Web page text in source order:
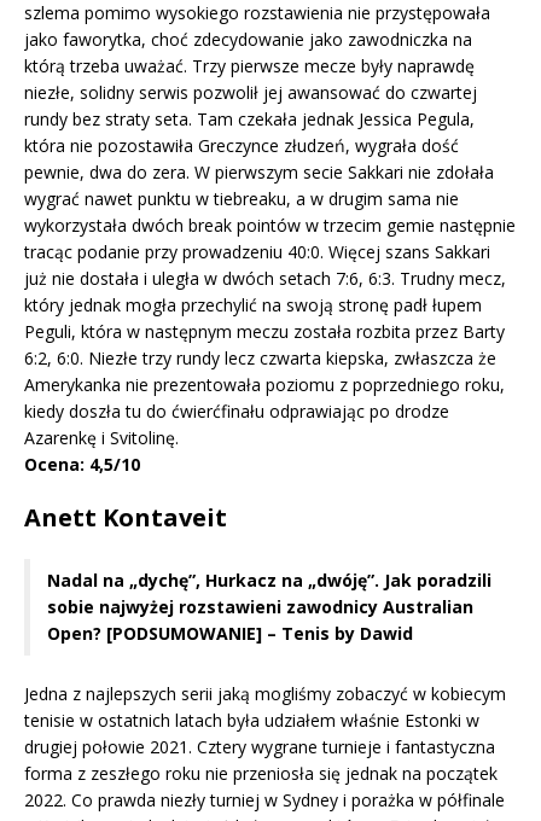
szlema pomimo wysokiego rozstawienia nie przystępowała
jako faworytka, choć zdecydowanie jako zawodniczka na
którą trzeba uważać. Trzy pierwsze mecze były naprawdę
niezłe, solidny serwis pozwolił jej awansować do czwartej
rundy bez straty seta. Tam czekała jednak Jessica Pegula,
która nie pozostawiła Greczynce złudzeń, wygrała dość
pewnie, dwa do zera. W pierwszym secie Sakkari nie zdołała
wygrać nawet punktu w tiebreaku, a w drugim sama nie
wykorzystała dwóch break pointów w trzecim gemie następnie
tracąc podanie przy prowadzeniu 40:0. Więcej szans Sakkari
już nie dostała i uległa w dwóch setach 7:6, 6:3. Trudny mecz,
który jednak mogła przechylić na swoją stronę padł łupem
Peguli, która w następnym meczu została rozbita przez Barty
6:2, 6:0. Niezłe trzy rundy lecz czwarta kiepska, zwłaszcza że
Amerykanka nie prezentowała poziomu z poprzedniego roku,
kiedy doszła tu do ćwierćfinału odprawiając po drodze
Azarenkę i Svitolinę.
Ocena: 4,5/10
Anett Kontaveit
Nadal na „dychę”, Hurkacz na „dwóję”. Jak poradzili
sobie najwyżej rozstawieni zawodnicy Australian
Open? [PODSUMOWANIE] – Tenis by Dawid
Jedna z najlepszych serii jaką mogliśmy zobaczyć w kobiecym
tenisie w ostatnich latach była udziałem właśnie Estonki w
drugiej połowie 2021. Cztery wygrane turnieje i fantastyczna
forma z zeszłego roku nie przeniosła się jednak na początek
2022. Co prawda niezły turniej w Sydney i porażka w półfinale